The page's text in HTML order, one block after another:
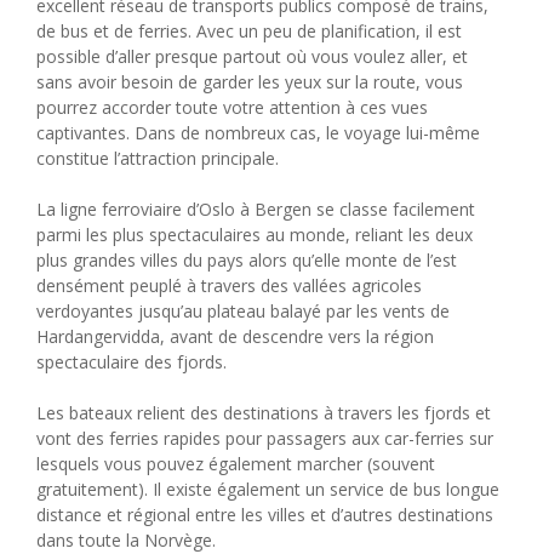
excellent réseau de transports publics composé de trains,
de bus et de ferries. Avec un peu de planification, il est
possible d’aller presque partout où vous voulez aller, et
sans avoir besoin de garder les yeux sur la route, vous
pourrez accorder toute votre attention à ces vues
captivantes. Dans de nombreux cas, le voyage lui-même
constitue l’attraction principale.
La ligne ferroviaire d’Oslo à Bergen se classe facilement
parmi les plus spectaculaires au monde, reliant les deux
plus grandes villes du pays alors qu’elle monte de l’est
densément peuplé à travers des vallées agricoles
verdoyantes jusqu’au plateau balayé par les vents de
Hardangervidda, avant de descendre vers la région
spectaculaire des fjords.
Les bateaux relient des destinations à travers les fjords et
vont des ferries rapides pour passagers aux car-ferries sur
lesquels vous pouvez également marcher (souvent
gratuitement). Il existe également un service de bus longue
distance et régional entre les villes et d’autres destinations
dans toute la Norvège.